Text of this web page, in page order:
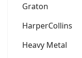
Graton
HarperCollins
Heavy Metal